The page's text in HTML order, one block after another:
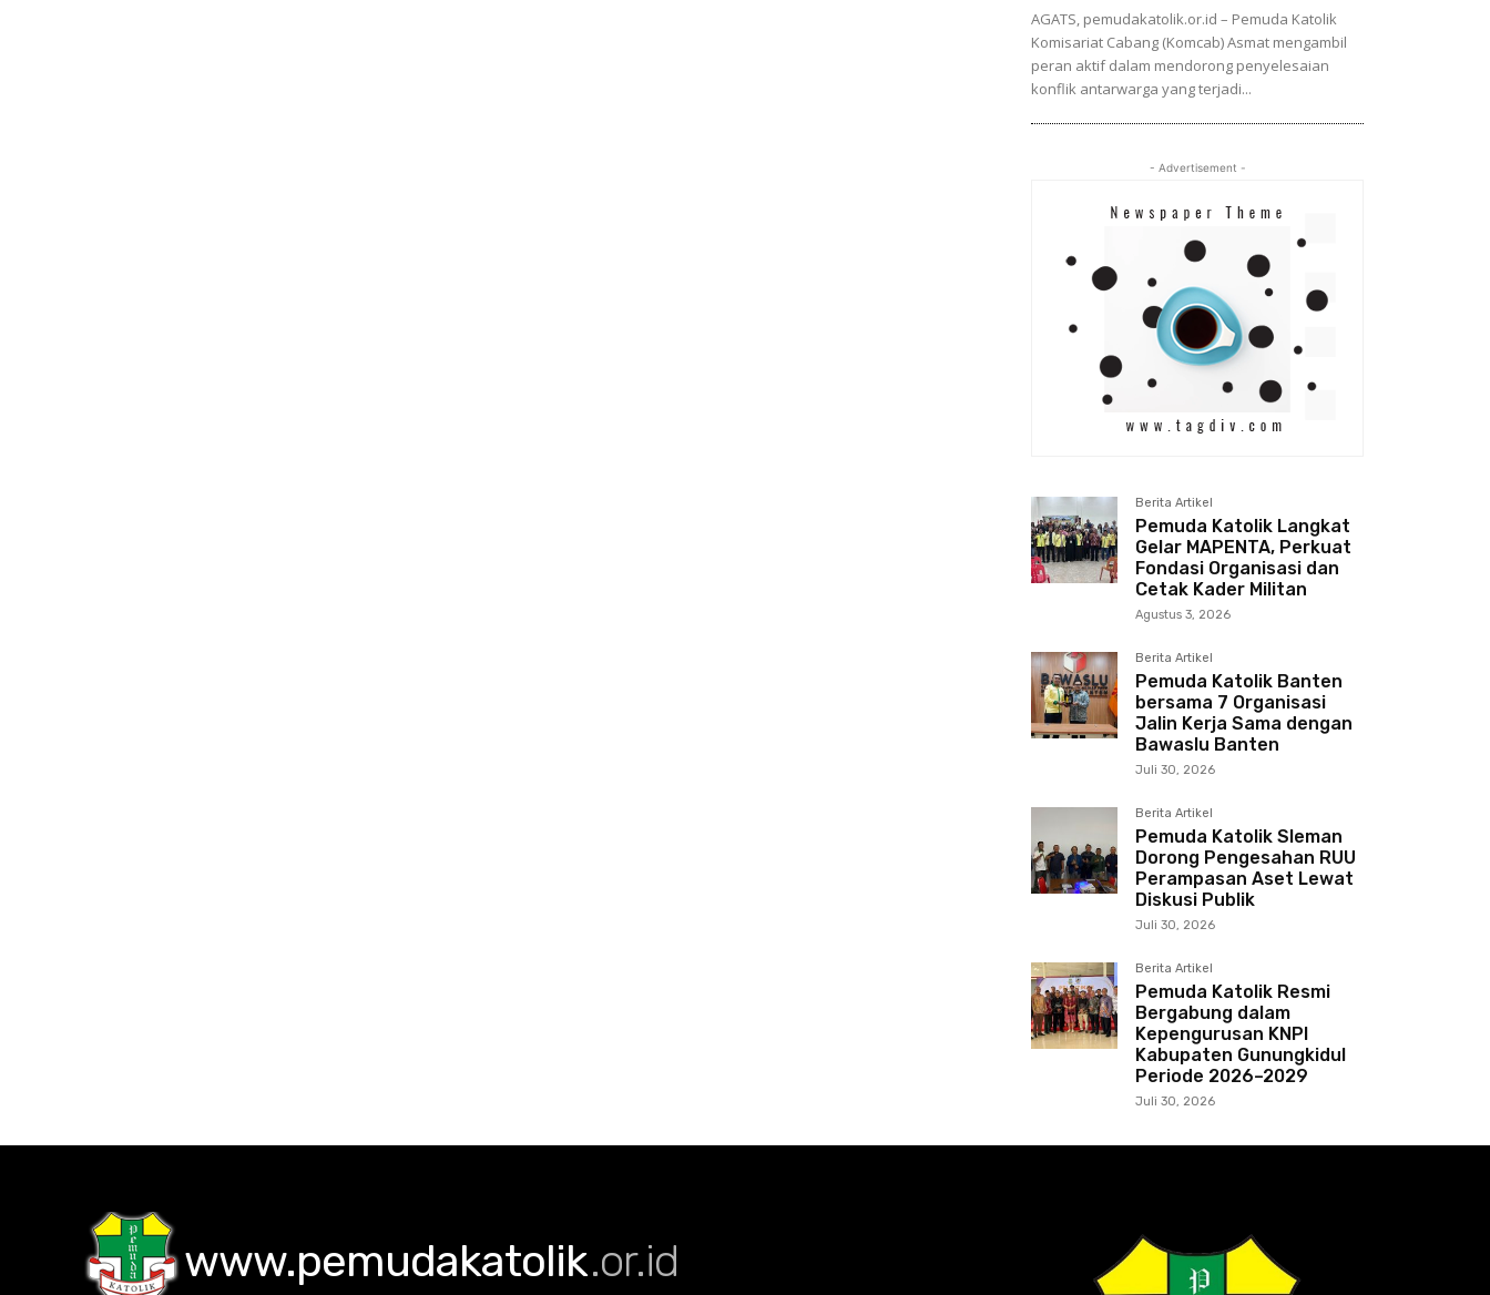
AGATS, pemudakatolik.or.id – Pemuda Katolik
Komisariat Cabang (Komcab) Asmat mengambil
peran aktif dalam mendorong penyelesaian
konflik antarwarga yang terjadi...
- Advertisement -
Berita Artikel
Pemuda Katolik Langkat
Gelar MAPENTA, Perkuat
Fondasi Organisasi dan
Cetak Kader Militan
Agustus 3, 2026
Berita Artikel
Pemuda Katolik Banten
bersama 7 Organisasi
Jalin Kerja Sama dengan
Bawaslu Banten
Juli 30, 2026
Berita Artikel
Pemuda Katolik Sleman
Dorong Pengesahan RUU
Perampasan Aset Lewat
Diskusi Publik
Juli 30, 2026
Berita Artikel
Pemuda Katolik Resmi
Bergabung dalam
Kepengurusan KNPI
Kabupaten Gunungkidul
Periode 2026–2029
Juli 30, 2026
www.pemudakatolik.or.id